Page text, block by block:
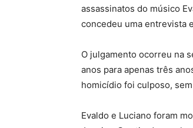
assassinatos do músico
concedeu uma entrevista
O julgamento ocorreu na
anos para apenas três
homicídio foi culposo,
Evaldo e Luciano foram